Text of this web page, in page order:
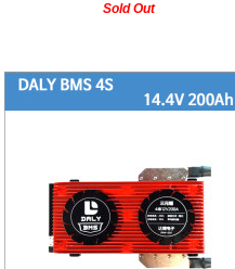
Sold Out